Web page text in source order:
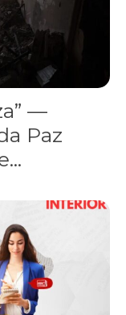
—
Paz
interior